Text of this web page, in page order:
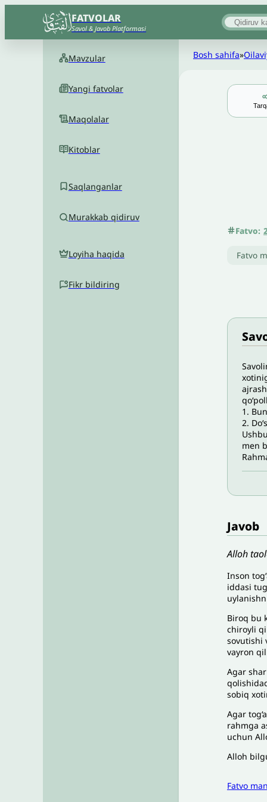
FATVOLAR
Savol & Javob Platformasi
Mavzular
Yangi fatvolar
Maqolalar
Kitoblar
Saqlanganlar
Murakkab qidiruv
Loyiha haqida
Fikr bildiring
Bosh sahifa»
Fatvo:
Fatvo
1.
2.
men
Javob
Alloh
Inson
iddasi
Biroq bu
chiroyli
sovutishi
vayron
Agar
sobiq
Agar
rahmga
uchun
Alloh
Fatvo